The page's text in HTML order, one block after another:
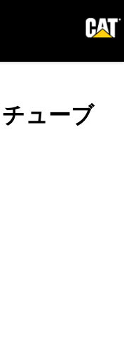
ューブ